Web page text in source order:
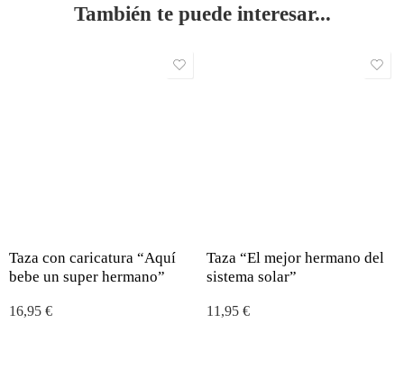
También te puede interesar...
Taza con caricatura “Aquí
bebe un super hermano”
16,95 €
Taza “El mejor hermano del
sistema solar”
11,95 €